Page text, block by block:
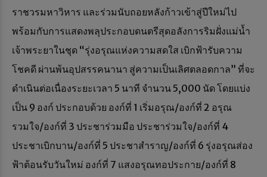
ราชวรมหาวิหาร และร่วมนับถอยหลังก้าวเข้าสู่ปีใหม่ไป
พร้อมกับการแสดงพลุประกอบดนตรีสุดอลังการริมฝั่งแม่น้ำ
เจ้าพระยาในชุด “รุ่งอรุณแห่งความสดใส เบิกฟ้ารับความ
โชคดี ผ่านพ้นอุปสรรคนานา สู่ความเป็นเลิศตลอดกาล” ที่จะ
ดำเนินต่อเนื่องระยะเวลา 5 นาที จำนวน 5,000 นัด โดยแบ่ง
เป็น 9 องก์ ประกอบด้วย องก์ที่ 1 เริ่มอรุณ/องก์ที่ 2 อรุณ
รวมใจ/องก์ที่ 3 ประชาร่วมมือ ประชาร่วมใจ/องก์ที่ 4
ประชาเบิกบาน/องก์ที่ 5 ประชาสำราญ/องก์ที่ 6 รุ่งอรุณส่อง
ฟ้าต้อนรับวันใหม่ องก์ที่ 7 แสงอรุณทอประกาย/องก์ที่ 8